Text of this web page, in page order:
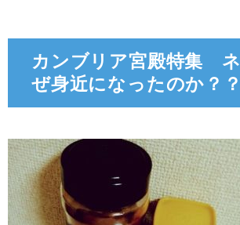
カンブリア宮殿特集
ぜ身近になったのか？？